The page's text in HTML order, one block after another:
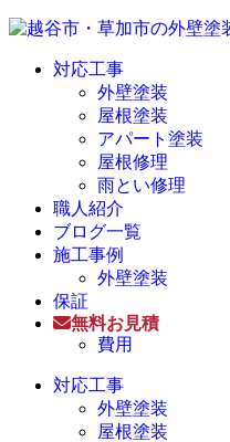
対応工事
外壁塗装
屋根塗装
アパート塗装
屋根修理
雨とい修理
職人紹介
ブログ一覧
施工事例
外壁塗装
保証
無料お見積
費用
対応工事
外壁塗装
屋根塗装